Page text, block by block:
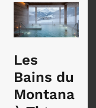
Les
Bains du
Montana